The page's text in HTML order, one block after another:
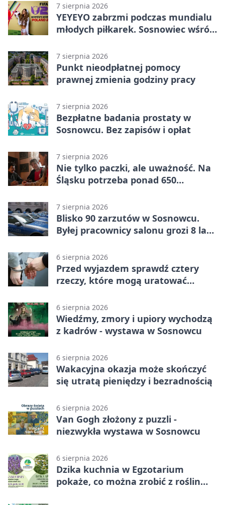
7 sierpnia 2026
YEYEYO zabrzmi podczas mundialu
młodych piłkarek. Sosnowiec wśród
7 sierpnia 2026
Punkt nieodpłatnej pomocy
prawnej zmienia godziny pracy
7 sierpnia 2026
Bezpłatne badania prostaty w
Sosnowcu. Bez zapisów i opłat
7 sierpnia 2026
Nie tylko paczki, ale uważność. Na
Śląsku potrzeba ponad 650
7 sierpnia 2026
Blisko 90 zarzutów w Sosnowcu.
Byłej pracownicy salonu grozi 8 lat
6 sierpnia 2026
Przed wyjazdem sprawdź cztery
rzeczy, które mogą uratować
6 sierpnia 2026
Wiedźmy, zmory i upiory wychodzą
z kadrów - wystawa w Sosnowcu
6 sierpnia 2026
Wakacyjna okazja może skończyć
się utratą pieniędzy i bezradnością
6 sierpnia 2026
Van Gogh złożony z puzzli -
niezwykła wystawa w Sosnowcu
6 sierpnia 2026
Dzika kuchnia w Egzotarium
pokaże, co można zrobić z roślin